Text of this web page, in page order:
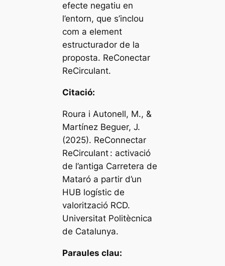
efecte negatiu en
l’entorn, que s’inclou
com a element
estructurador de la
proposta. ReConectar
ReCirculant.
Citació:
Roura i Autonell, M., &
Martínez Beguer, J.
(2025). ReConnectar
ReCirculant : activació
de l’antiga Carretera de
Mataró a partir d’un
HUB logístic de
valorització RCD.
Universitat Politècnica
de Catalunya.
Paraules clau: